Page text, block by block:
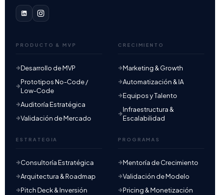
PRODUCTO & MVP
Desarrollo de MVP
Prototipos No-Code /
Low-Code
Auditoría Estratégica
Validación de Mercado
ESTRATEGIA
Consultoría Estratégica
Arquitectura & Roadmap
Pitch Deck & Inversión
CRECIMIENTO
Marketing & Growth
Automatización & IA
Equipos y Talento
Infraestructura &
Escalabilidad
PROGRAMAS
Mentoría de Crecimiento
Validación de Modelo
Pricing & Monetización